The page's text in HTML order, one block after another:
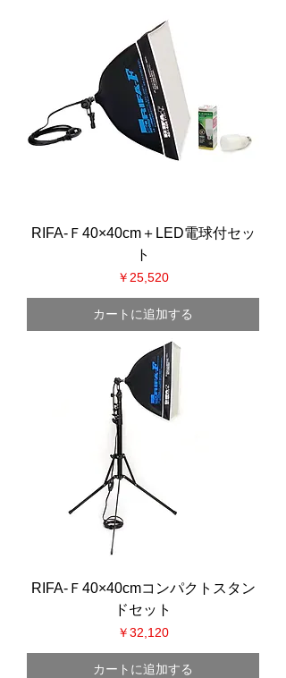
RIFA-Ｆ40×40cm＋LED電球付セッ
ト
価格
￥25,520
カートに追加する
RIFA-Ｆ40×40cmコンパクトスタン
ドセット
価格
￥32,120
カートに追加する